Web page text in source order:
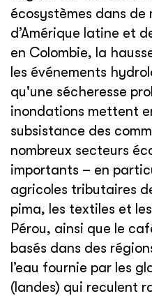
écosystèmes dans de
d’Amérique latine et
en Colombie, la
les événements
qu'une sécheresse
inondations mettent
subsistance des
nombreux secteurs
importants – en
agricoles tributaires
pima, les textiles et
Pérou, ainsi que le
basés dans des
l’eau fournie par les
(landes) qui reculent